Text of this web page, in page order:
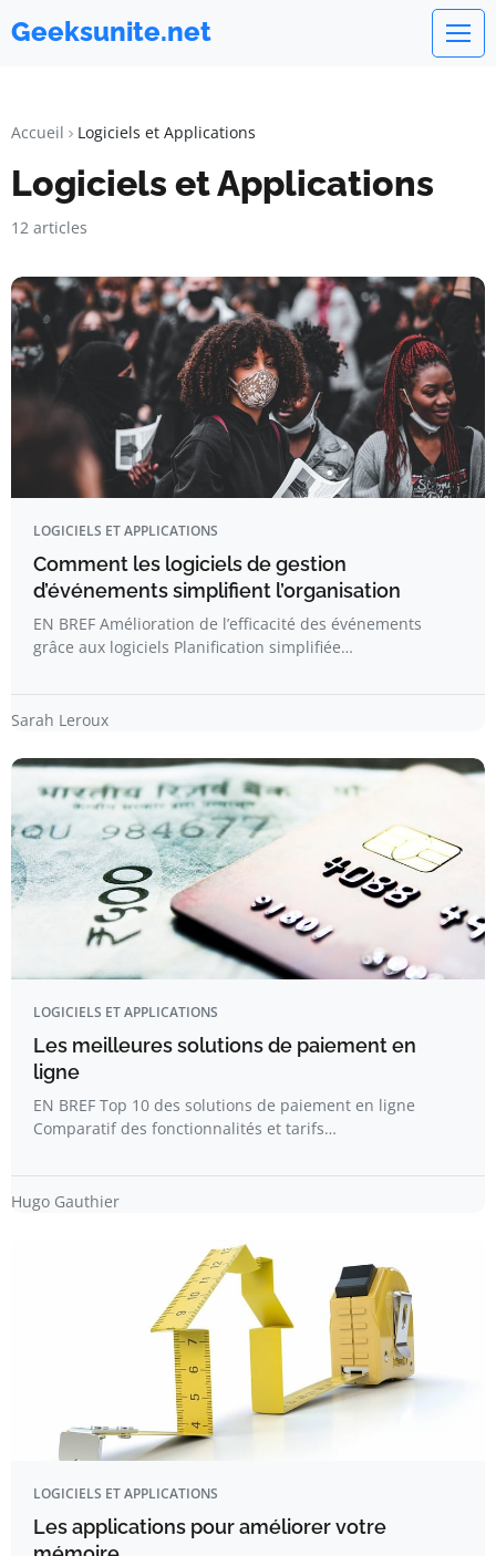
Geeksunite.net
Accueil Logiciels et Applications
Logiciels et Applications
12 articles
LOGICIELS ET APPLICATIONS
Comment les logiciels de gestion
d’événements simplifient l’organisation
EN BREF Amélioration de l’efficacité des événements
grâce aux logiciels Planification simplifiée…
Sarah Leroux
LOGICIELS ET APPLICATIONS
Les meilleures solutions de paiement en
ligne
EN BREF Top 10 des solutions de paiement en ligne
Comparatif des fonctionnalités et tarifs…
Hugo Gauthier
LOGICIELS ET APPLICATIONS
Les applications pour améliorer votre